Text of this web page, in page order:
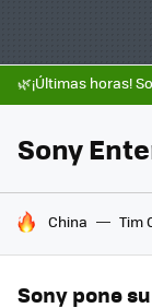
🌿¡Últimas horas!
Sony
HOY SE HABLA
China Tim
Sony pone